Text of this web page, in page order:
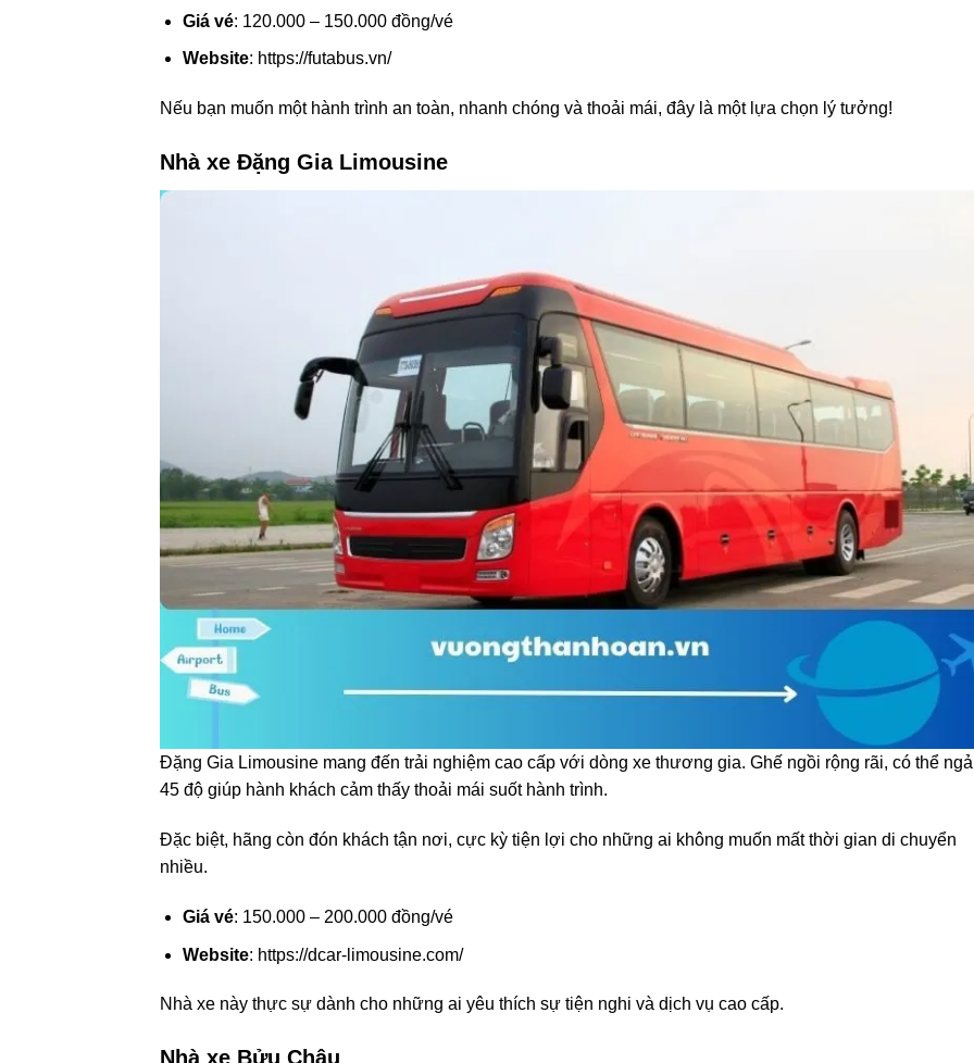
Giá vé: 120.000 – 150.000 đồng/vé
Website: https://futabus.vn/
Nếu bạn muốn một hành trình an toàn, nhanh chóng và thoải mái, đây là một lựa chọn lý tưởng!
Nhà xe Đặng Gia Limousine
Đặng Gia Limousine mang đến trải nghiệm cao cấp với dòng xe thương gia. Ghế ngồi rộng rãi, có thể
45 độ giúp hành khách cảm thấy thoải mái suốt hành trình.
Đặc biệt, hãng còn đón khách tận nơi, cực kỳ tiện lợi cho những ai không muốn mất thời gian di chuyển
nhiều.
Giá vé: 150.000 – 200.000 đồng/vé
Website: https://dcar-limousine.com/
Nhà xe này thực sự dành cho những ai yêu thích sự tiện nghi và dịch vụ cao cấp.
Nhà xe Bửu Châu